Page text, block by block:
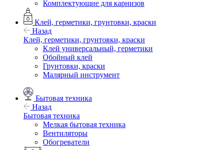
Комплектующие для карнизов
Клей, герметики, грунтовки, краски
Назад
Клей, герметики, грунтовки, краски
Клей универсальный, герметики
Обойный клей
Грунтовки, краски
Малярный инструмент
Бытовая техника
Назад
Бытовая техника
Мелкая бытовая техника
Вентиляторы
Обогреватели